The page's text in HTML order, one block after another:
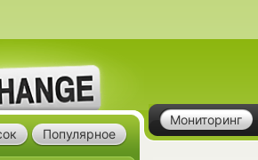
Мониторинг
Популярное